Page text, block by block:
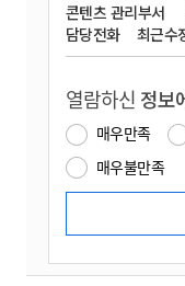
콘텐츠 관리부서
담당전화
최근수
열람하신 정보
매우만족
매우불만족